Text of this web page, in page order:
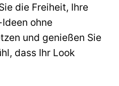
die Freiheit, Ihre
ohne
und genießen Sie
dass Ihr Look